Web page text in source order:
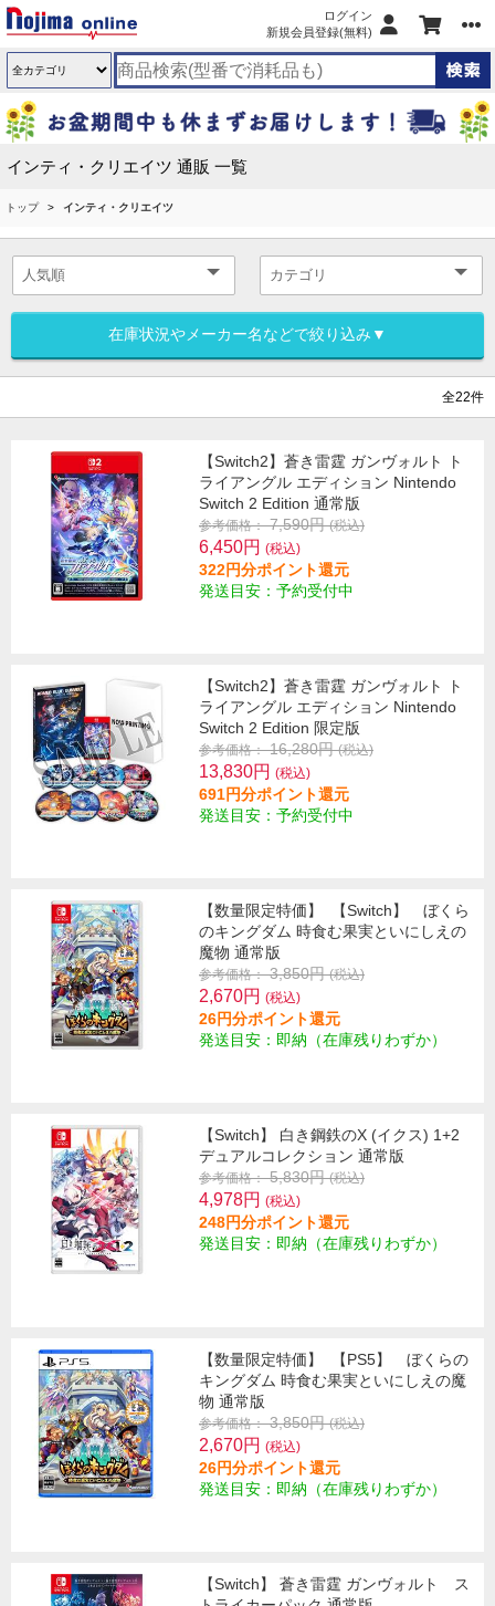
ログイン
新規会員登録(無料)
インティ・クリエイツ 通販 一覧
トップ インティ・クリエイツ
在庫状況やメーカー名などで絞り込み▼
全22件
【Switch2】蒼き雷霆 ガンヴォルト ト
ライアングル エディション Nintendo
Switch 2 Edition 通常版
参考価格： 7,590円(税込)
6,450円 (税込)
322円分ポイント還元
発送目安：予約受付中
【Switch2】蒼き雷霆 ガンヴォルト ト
ライアングル エディション Nintendo
Switch 2 Edition 限定版
参考価格： 16,280円(税込)
13,830円 (税込)
691円分ポイント還元
発送目安：予約受付中
【数量限定特価】
【Switch】 ぼくら
のキングダム 時食む果実といにしえの
魔物 通常版
参考価格： 3,850円(税込)
2,670円 (税込)
26円分ポイント還元
発送目安：即納（在庫残りわずか）
【Switch】 白き鋼鉄のX (イクス) 1+2
デュアルコレクション 通常版
参考価格： 5,830円(税込)
4,978円 (税込)
248円分ポイント還元
発送目安：即納（在庫残りわずか）
【数量限定特価】
【PS5】 ぼくらの
キングダム 時食む果実といにしえの魔
物 通常版
参考価格： 3,850円(税込)
2,670円 (税込)
26円分ポイント還元
発送目安：即納（在庫残りわずか）
【Switch】 蒼き雷霆 ガンヴォルト ス